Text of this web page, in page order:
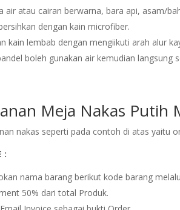
air atau cairan berwarna, bara api, asam/
dengan kain microfiber.
kain lembab dengan mengiikuti arah alur
boleh gunakan air kemudian langsung
Meja Nakas Putih
nakas seperti pada contoh di atas yaitu
:
nama barang berikut kode barang
50% dari total Produk.